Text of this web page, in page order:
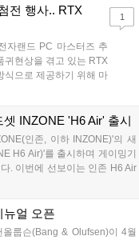
연 환경을 제공할 뿐 아니라 한
능해 게이머들 사이에서는 이
PC와 Playstation은 물론 모바
나다....
전 행사.. RTX
자랜드 PC 마스터즈 추
귀현상을 겪고 있는 RTX
식으로 제공하기 위해 마
전 10시, 전자랜드 용산
1
INZONE 'H6 Air' 출시
인존, 이하 INZONE)'의 새
H6 Air)'를 출시하며 게이밍기
. 이번에 선보이는 인존 H6 Air
셋이다. 소니의 명성 높은 오
이밍 환경에서 최상의 반응 속
전용 방식을 채택해 지연 시간
뉴얼 오픈
룹슨(Bang & Olufsen)이 4월